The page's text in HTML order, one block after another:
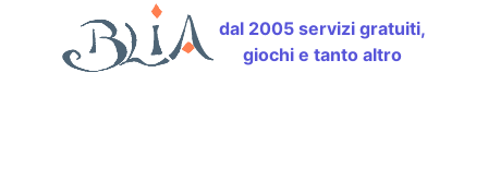
dal 2005 servizi gratuiti,
giochi e tanto altro